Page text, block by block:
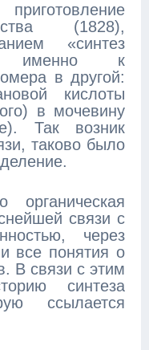
(1828),
«синтез
именно к
в другой:
кислоты
в мочевину
Так возник
таково было
органическая
связи с
через
все понятия о
В связи с этим
синтеза
ссылается